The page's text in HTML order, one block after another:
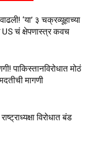
‘या’ ३ चक्रव्यूहाच्या
US चं क्षेपणास्त्र कवच
पाकिस्तानविरोधात मोठं
मागणी
विरोधात बंड